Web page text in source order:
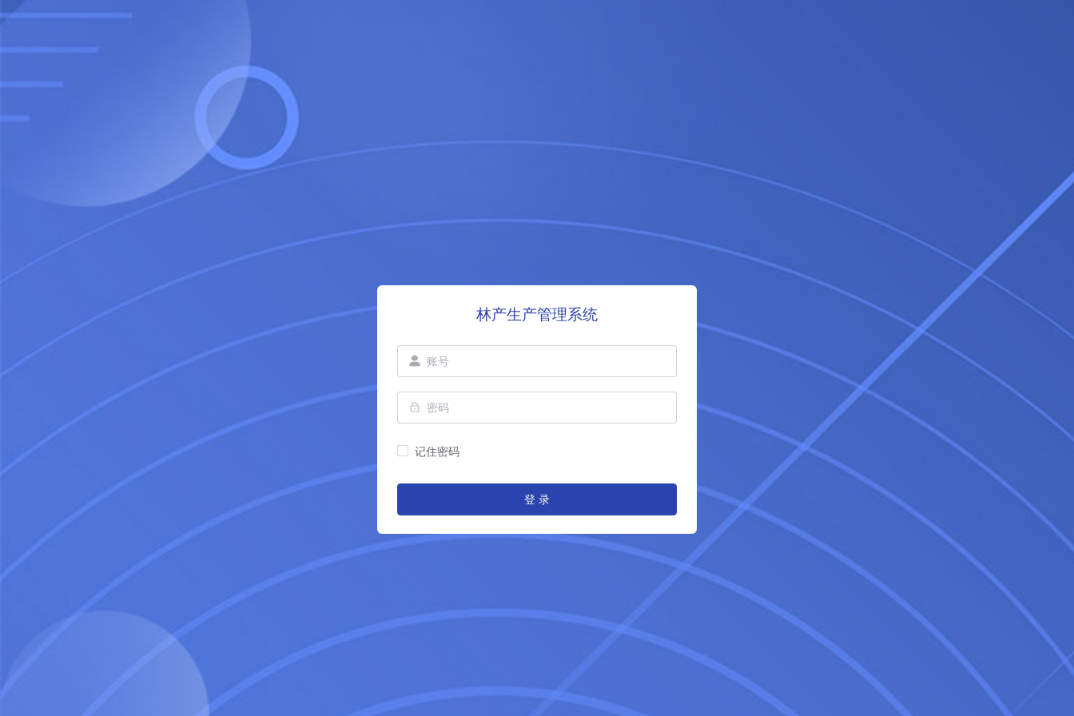
林产生产管理系统
记住密码
登 录